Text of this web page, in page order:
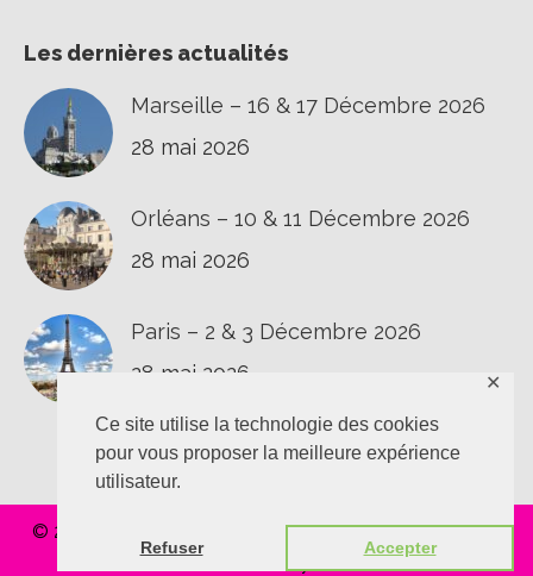
Ce site utilise la technologie des cookies
pour vous proposer la meilleure expérience
utilisateur.
Refuser Accepter
✕
Les dernières actualités
Marseille – 16 & 17 Décembre 2026
28 mai 2026
Orléans – 10 & 11 Décembre 2026
28 mai 2026
Paris – 2 & 3 Décembre 2026
28 mai 2026
© 2020 L'épaule au T.O.P | Confidentialité|Vie privée|
Réalisation
Polynomik